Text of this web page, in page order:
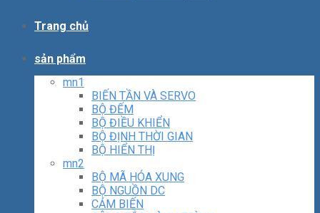
Trang chủ
sản phẩm
mn1
BIẾN TẦN VÀ SERVO
BỘ ĐẾM
BỘ ĐIỀU KHIỂN
BỘ ĐỊNH THỜI GIAN
BỘ HIỂN THỊ
mn2
BỘ MÃ HÓA XUNG
BỘ NGUỒN DC
CẢM BIẾN